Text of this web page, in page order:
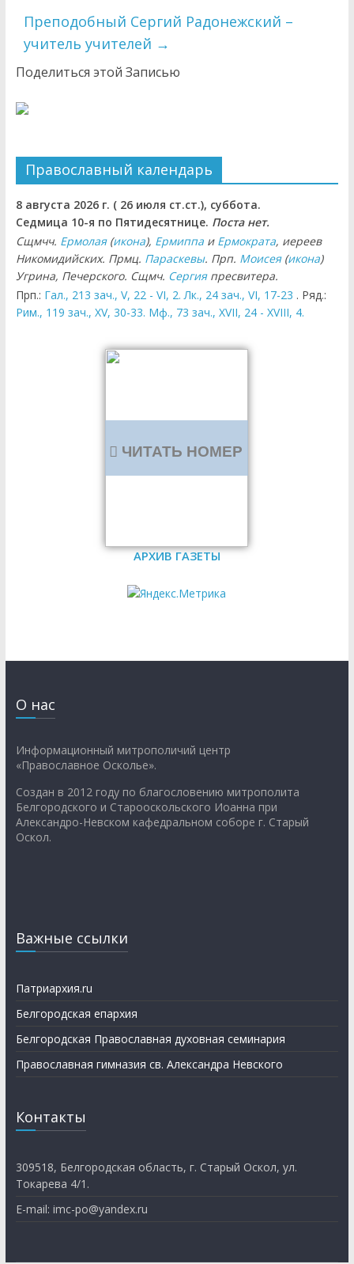
Преподобный Сергий Радонежский –
учитель учителей →
Поделиться этой Записью
Православный календарь
8 августа 2026 г. ( 26 июля ст.ст.), суббота.
Седмица 10-я по Пятидесятнице. Поста нет.
Сщмчч. Ермолая(икона), Ермиппаи Ермократа, иереев
Никомидийских. Прмц. Параскевы. Прп. Моисея(икона)
Угрина, Печерского. Сщмч. Сергияпресвитера.
Прп.: Гал., 213 зач., V, 22 - VI, 2. Лк., 24 зач., VI, 17-23 . Ряд.:
Рим., 119 зач., XV, 30-33. Мф., 73 зач., XVII, 24 - XVIII, 4.
ЧИТАТЬ НОМЕР
АРХИВ ГАЗЕТЫ
О нас
Информационный митрополичий центр
«Православное Осколье».
Создан в 2012 году по благословению митрополита
Белгородского и Старооскольского Иоанна при
Александро-Невском кафедральном соборе г. Старый
Оскол.
Важные ссылки
Патриархия.ru
Белгородская епархия
Белгородская Православная духовная семинария
Православная гимназия св. Александра Невского
Контакты
309518, Белгородская область, г. Старый Оскол, ул.
Токарева 4/1.
E-mail: imc-po@yandex.ru